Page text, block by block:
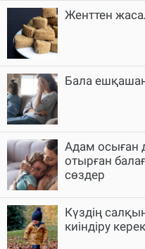
Женттен
Бала ешқашан
Адам осыған
отырған
сөздер
Күздің
киіндіру